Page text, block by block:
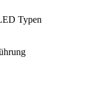
Typen